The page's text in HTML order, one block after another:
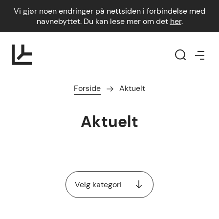
Vi gjør noen endringer på nettsiden i forbindelse med
navnebyttet. Du kan lese mer om det her.
Forside Aktuelt
Aktuelt
Velg kategori